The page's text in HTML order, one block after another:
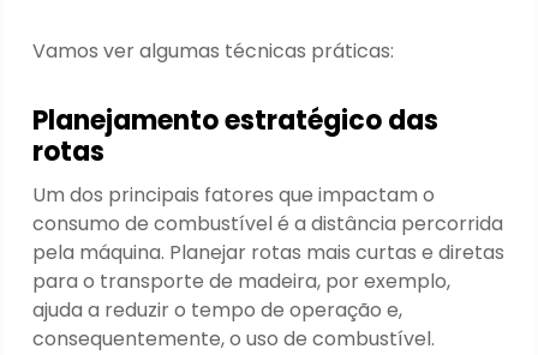
Vamos ver algumas técnicas práticas:
Planejamento estratégico das
rotas
Um dos principais fatores que impactam o
consumo de combustível é a distância percorrida
pela máquina. Planejar rotas mais curtas e diretas
para o transporte de madeira, por exemplo,
ajuda a reduzir o tempo de operação e,
consequentemente, o uso de combustível.